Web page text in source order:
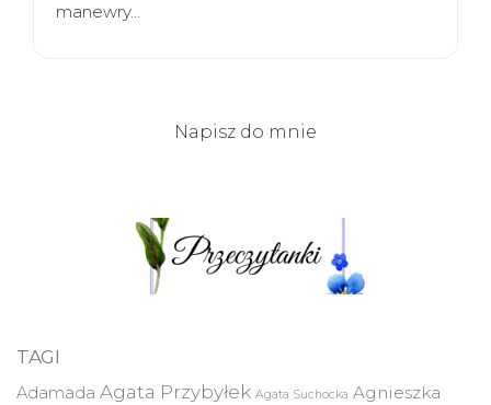
manewry…
Napisz do mnie
TAGI
Adamada Agata Przybyłek Agata Suchocka Agnieszka